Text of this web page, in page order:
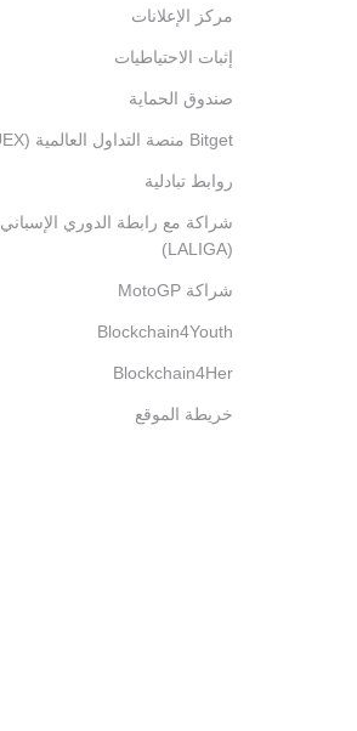
مركز الإعلانات
إثبات الاحتياطيات
صندوق الحماية
Bitget منصة التداول العالمية (UEX)
روابط تبادلية
شراكة مع رابطة الدوري الإسباني
(LALIGA)
شراكة MotoGP
Blockchain4Youth
Blockchain4Her
خريطة الموقع